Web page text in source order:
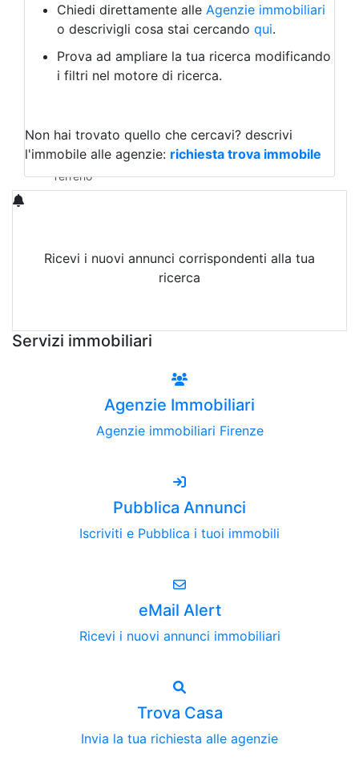
Albergo
Laboratorio Artigianale
Negozio/locale commerciale
Agriturismo
Magazzini
Qualsiasi
Terreno edificabile
Terreno
Chiedi direttamente alle Agenzie immobiliari
o descrivigli cosa stai cercando qui.
Prova ad ampliare la tua ricerca modificando
i filtri nel motore di ricerca.
Non hai trovato quello che cercavi? descrivi
l'immobile alle agenzie: richiesta trova immobile
Ricevi i nuovi annunci corrispondenti alla tua
ricerca
Servizi immobiliari
Agenzie Immobiliari
Agenzie immobiliari Firenze
Pubblica Annunci
Iscriviti e Pubblica i tuoi immobili
eMail Alert
Ricevi i nuovi annunci immobiliari
Trova Casa
Invia la tua richiesta alle agenzie